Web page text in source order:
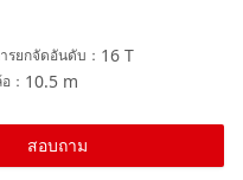
16 T
รยกจัดอันดับ ：
10.5 m
：
สอบถาม